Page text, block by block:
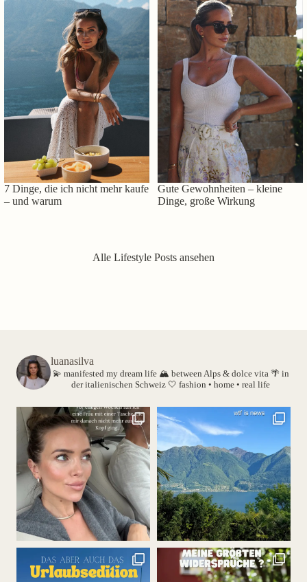
7 Dinge, die ich nicht mehr kaufe
– und warum
Gute Gewohnheiten – kleine
Dinge, große Wirkung
Alle Lifestyle Posts ansehen
luanasilva
💫 manifested my dream life 🏔️ between Alps & dolce vita 🌴 in
der italienischen Schweiz 🤍 fashion • home • real life